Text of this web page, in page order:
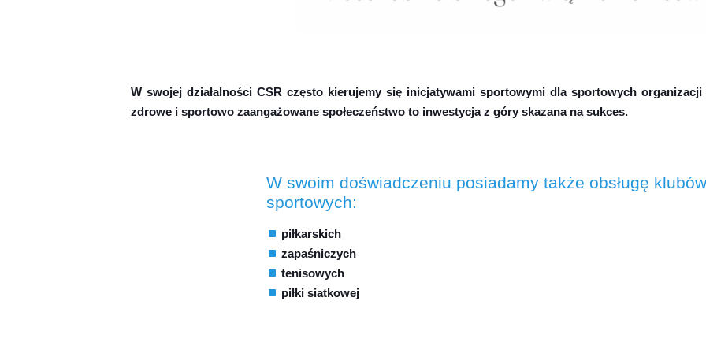
W swojej działalności CSR często kierujemy się inicjatywami sportowymi dla sportowych
zdrowe i sportowo zaangażowane społeczeństwo to inwestycja z góry skazana na sukces.
W swoim doświadczeniu posiadamy także obsługę
sportowych:
piłkarskich
zapaśniczych
tenisowych
piłki siatkowej